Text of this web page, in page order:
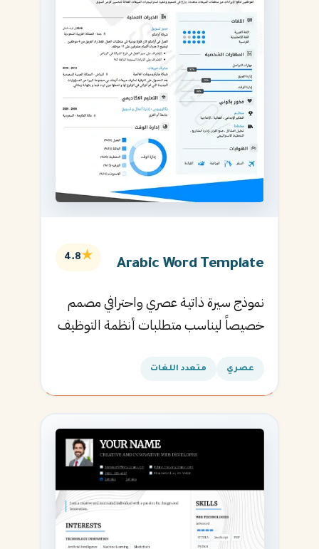
Arabic Word Template
★
4.8
نموذج سيرة ذاتية عصري واحترافي مصمم
خصيصاً ليناسب متطلبات أنظمة التوظيف
القادمة.
عصري متعدد اللغات